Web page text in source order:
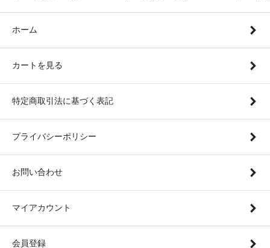
ホーム
カートを見る
特定商取引法に基づく表記
プライバシーポリシー
お問い合わせ
マイアカウント
会員登録